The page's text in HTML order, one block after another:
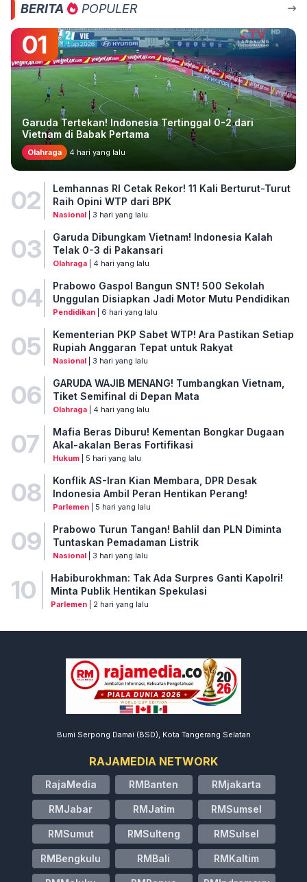
BERITA POPULER
01
Garuda Tertekan! Indonesia Tertinggal 0-2 dari
Vietnam di Babak Pertama
Olahraga 4 hari yang lalu
02
Lemhannas RI Cetak Rekor! 11 Kali Berturut-Turut
Raih Opini WTP dari BPK
Nasional| 3 hari yang lalu
03
Garuda Dibungkam Vietnam! Indonesia Kalah
Telak 0-3 di Pakansari
Olahraga| 4 hari yang lalu
04
Prabowo Gaspol Bangun SNT! 500 Sekolah
Unggulan Disiapkan Jadi Motor Mutu Pendidikan
Pendidikan| 6 hari yang lalu
05
Kementerian PKP Sabet WTP! Ara Pastikan Setiap
Rupiah Anggaran Tepat untuk Rakyat
Nasional| 3 hari yang lalu
06
GARUDA WAJIB MENANG! Tumbangkan Vietnam,
Tiket Semifinal di Depan Mata
Olahraga| 4 hari yang lalu
07
Mafia Beras Diburu! Kementan Bongkar Dugaan
Akal-akalan Beras Fortifikasi
Hukum| 5 hari yang lalu
08
Konflik AS-Iran Kian Membara, DPR Desak
Indonesia Ambil Peran Hentikan Perang!
Parlemen| 5 hari yang lalu
09
Prabowo Turun Tangan! Bahlil dan PLN Diminta
Tuntaskan Pemadaman Listrik
Nasional| 3 hari yang lalu
10
Habiburokhman: Tak Ada Surpres Ganti Kapolri!
Minta Publik Hentikan Spekulasi
Parlemen| 2 hari yang lalu
Bumi Serpong Damai (BSD), Kota Tangerang Selatan
RAJAMEDIA NETWORK
RajaMedia RMBanten RMjakarta
RMJabar RMJatim RMSumsel
RMSumut RMSulteng RMSulsel
RMBengkulu RMBali RMKaltim